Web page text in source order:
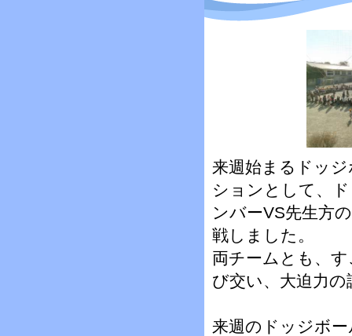
来週始まるドッ
ションとして、
ンバーVS先生方
戦しました。
両チームとも、
び交い、大迫力
来週のドッジボ